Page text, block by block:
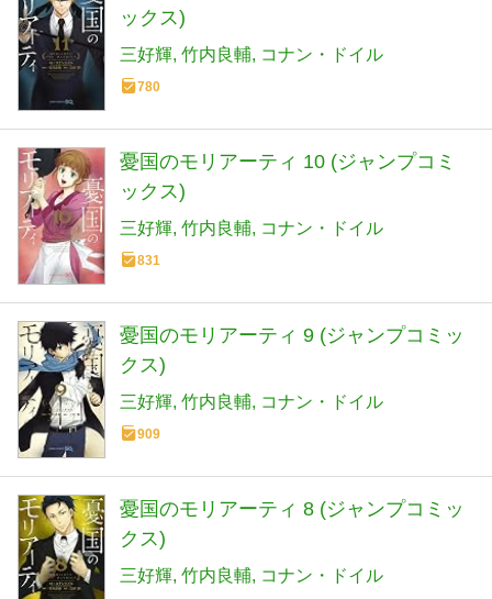
ックス)
三好輝 竹内良輔 コナン・ドイル
780
憂国のモリアーティ 10 (ジャンプコミ
ックス)
三好輝 竹内良輔 コナン・ドイル
831
憂国のモリアーティ 9 (ジャンプコミッ
クス)
三好輝 竹内良輔 コナン・ドイル
909
憂国のモリアーティ 8 (ジャンプコミッ
クス)
三好輝 竹内良輔 コナン・ドイル